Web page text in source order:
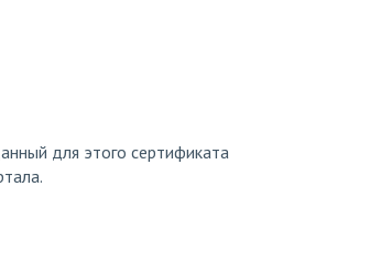
для этого сертификата